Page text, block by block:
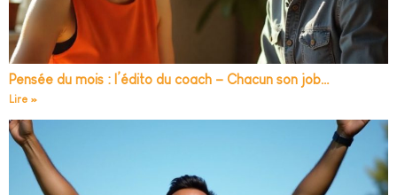
Pensée du mois : l’édito du coach – Chacun son job…
Lire »